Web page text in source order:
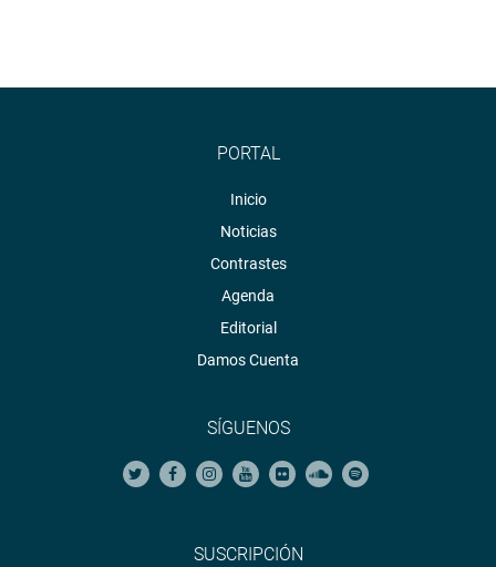
PORTAL
Inicio
Noticias
Contrastes
Agenda
Editorial
Damos Cuenta
SÍGUENOS
SUSCRIPCIÓN